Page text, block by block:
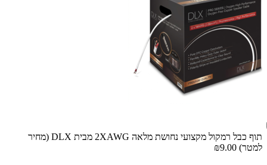
תוף כבל רמקול מקצועי נחושת מלאה 2XAWG מבית DLX (מחיר
למטר) ₪9.00